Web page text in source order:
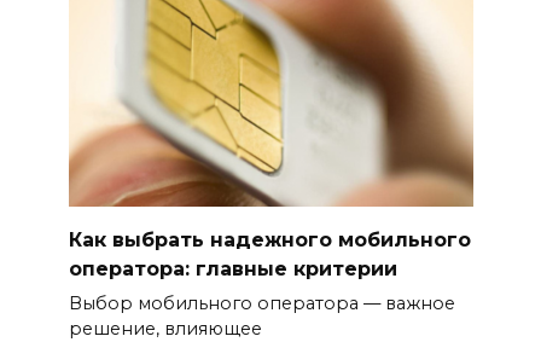
Как выбрать надежного мобильного
оператора: главные критерии
Выбор мобильного оператора — важное
решение, влияющее